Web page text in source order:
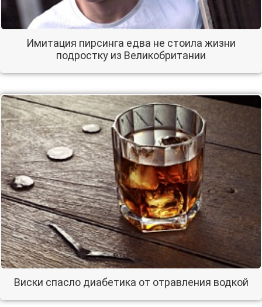
Имитация пирсинга едва не стоила жизни
подростку из Великобритании
Виски спасло диабетика от отравления водкой